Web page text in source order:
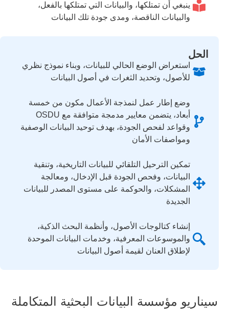
ينبغي أن تمتلكها، والبيانات التي تمتلكها بالفعل،
والبيانات الناقصة، ومدى جودة تلك البيانات
الحل
استعراض الوضع الحالي للبيانات، وبناء نموذج نظري
للأصول، وتحديد الثغرات في أصول البيانات
وضع إطار عمل لنمذجة الأعمال مكون من خمسة
أبعاد، يتضمن معايير مدمجة متوافقة مع OSDU
وقواعد لفحص الجودة، بهدف توحيد البيانات الوصفية
ومواصفات الأمان
تمكين الترحيل التلقائي للبيانات التاريخية، وتنقية
البيانات، وفحص الجودة قبل الإدخال، ومعالجة
المشكلات، والحوكمة على مستوى المصدر للبيانات
الجديدة
إنشاء كتالوجات الأصول، وأنظمة البحث الذكية،
والموسوعات المعرفية، وخدمات البيانات الموحدة
لإطلاق العنان لقيمة أصول البيانات
سيناريو مؤسسة البيانات البحثية المتكاملة